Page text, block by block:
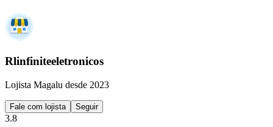
Rlinfiniteeletronicos
Lojista Magalu desde 2023
Fale com lojista Seguir
3.8